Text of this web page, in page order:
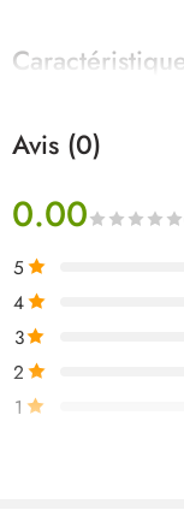
Avis (0)
0.00
5
4
3
2
1
Sans Fil 20V